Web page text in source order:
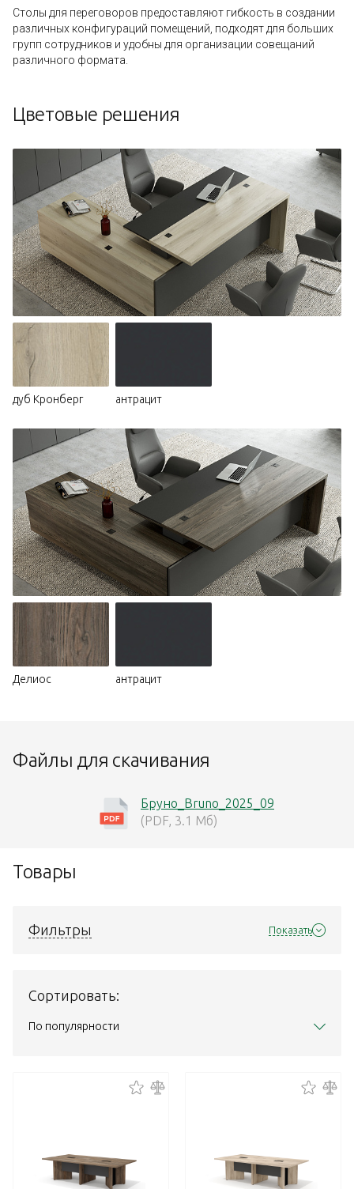
Столы для переговоров предоставляют гибкость в создании
различных конфигураций помещений, подходят для больших
групп сотрудников и удобны для организации совещаний
различного формата.
Цветовые решения
дуб Кронберг антрацит
Делиос антрацит
Файлы для скачивания
Бруно_Bruno_2025_09
(PDF, 3.1 Мб)
Товары
Фильтры Показать
Сортировать:
По популярности